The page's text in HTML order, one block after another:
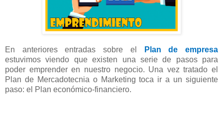
En anteriores entradas sobre el
Plan de empresa
estuvimos viendo que existen una serie de pasos para
poder emprender en nuestro negocio. Una vez tratado el
Plan de Mercadotecnia o Marketing toca ir a un siguiente
paso: el Plan económico-financiero.